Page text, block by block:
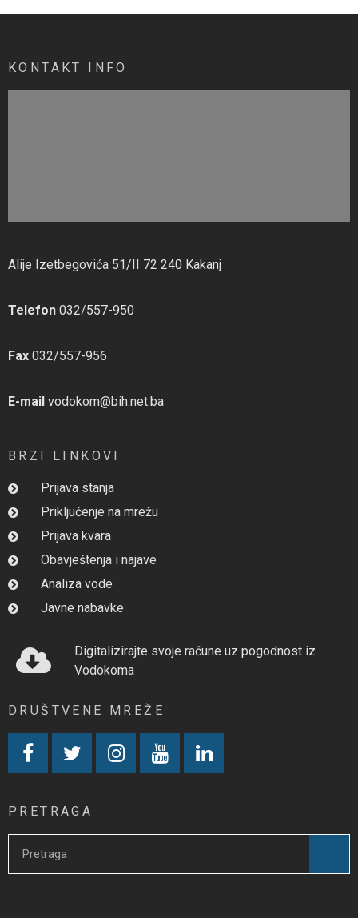
KONTAKT INFO
Alije Izetbegovića 51/II 72 240 Kakanj
Telefon 032/557-950
Fax 032/557-956
E-mail vodokom@bih.net.ba
BRZI LINKOVI
Prijava stanja
Priključenje na mrežu
Prijava kvara
Obavještenja i najave
Analiza vode
Javne nabavke
Digitalizirajte svoje račune uz pogodnost iz
Vodokoma
DRUŠTVENE MREŽE
PRETRAGA